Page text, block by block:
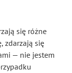
się różne
zdarzają się
— nie jestem